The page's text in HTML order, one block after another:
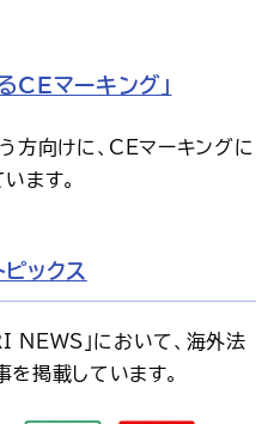
CEマーキング」
方向けに、CEマーキングに
ます。
ックス
NEWS」において、海外法
掲載しています。